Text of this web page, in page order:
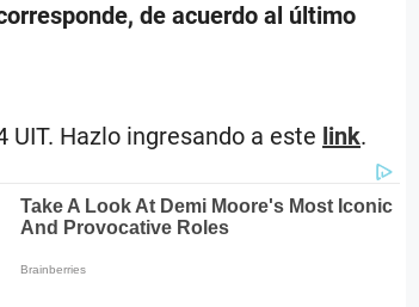
de acuerdo al último
Hazlo ingresando a este link.